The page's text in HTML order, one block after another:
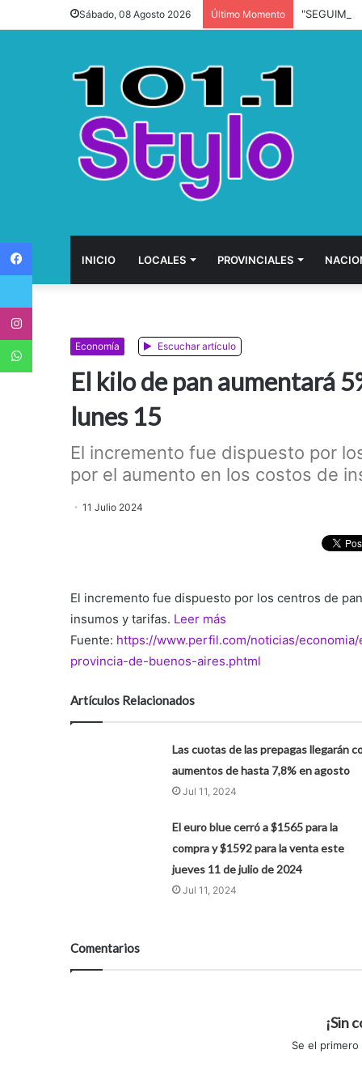
Sábado, 08 Agosto 2026 Último Momento
INICIO LOCALES PROVINCIALES
Economía Escuchar artículo
El kilo de pan aumentará
lunes 15
El incremento fue dispuesto por
por el aumento en los costos de
11 Julio 2024
El incremento fue dispuesto por los centros de
insumos y tarifas. Leer más
Fuente: https://www.perfil.com/noticias/
provincia-de-buenos-aires.phtml
Artículos Relacionados
Las cuotas de las prepagas llegarán
aumentos de hasta 7,8% en agosto
Jul 11, 2024
El euro blue cerró a $1565 para la
compra y $1592 para la venta este
jueves 11 de julio de 2024
Jul 11, 2024
Comentarios
¡Sin
Se el
WhatsApp